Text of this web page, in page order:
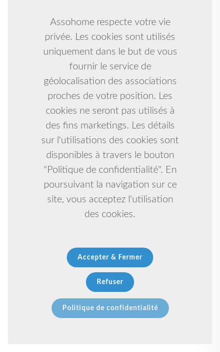
Assohome respecte votre vie
privée. Les cookies sont utilisés
uniquement dans le but de vous
fournir le service de
géolocalisation des associations
proches de votre position. Les
cookies ne seront pas utilisés à
des fins marketings. Les détails
sur l'utilisations des cookies sont
disponibles à travers le bouton
"Politique de confidentialité". En
poursuivant la navigation sur ce
site, vous acceptez l'utilisation
des cookies.
Accepter & Fermer
Refuser
Politique de confidentialité